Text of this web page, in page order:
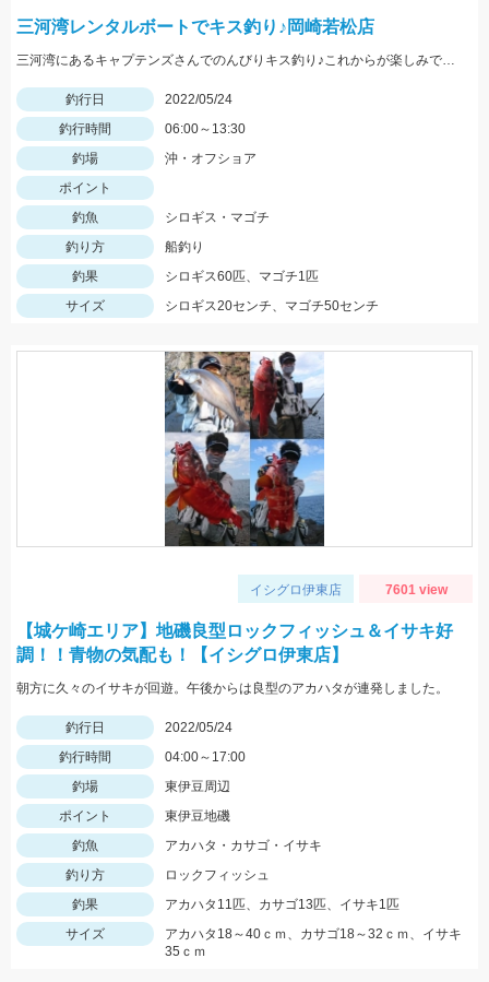
三河湾レンタルボートでキス釣り♪岡崎若松店
三河湾にあるキャプテンズさんでのんびりキス釣り♪これからが楽しみですね♪
釣行日
2022/05/24
釣行時間
06:00～13:30
釣場
沖・オフショア
ポイント
釣魚
シロギス・マゴチ
釣り方
船釣り
釣果
シロギス60匹、マゴチ1匹
サイズ
シロギス20センチ、マゴチ50センチ
イシグロ伊東店 7601 view
【城ケ崎エリア】地磯良型ロックフィッシュ＆イサキ好
調！！青物の気配も！【イシグロ伊東店】
朝方に久々のイサキが回遊。午後からは良型のアカハタが連発しました。
釣行日
2022/05/24
釣行時間
04:00～17:00
釣場
東伊豆周辺
ポイント
東伊豆地磯
釣魚
アカハタ・カサゴ・イサキ
釣り方
ロックフィッシュ
釣果
アカハタ11匹、カサゴ13匹、イサキ1匹
サイズ
アカハタ18～40ｃｍ、カサゴ18～32ｃｍ、イサキ
35ｃｍ